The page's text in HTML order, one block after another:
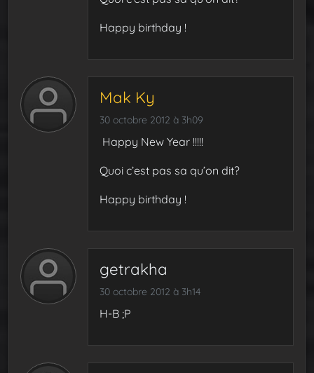
Happy birthday !
Mak Ky
30 octobre 2012 à 3h09
Happy New Year !!!!!
Quoi c’est pas sa qu’on dit?
Happy birthday !
getrakha
30 octobre 2012 à 3h14
H-B ;P